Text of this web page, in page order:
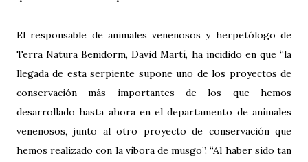
El responsable de animales venenosos y herpetólogo de
Terra Natura Benidorm, David Martí, ha incidido en que “la
llegada de esta serpiente supone uno de los proyectos de
conservación más importantes de los que hemos
desarrollado hasta ahora en el departamento de animales
venenosos, junto al otro proyecto de conservación que
hemos realizado con la víbora de musgo”. “Al haber sido tan